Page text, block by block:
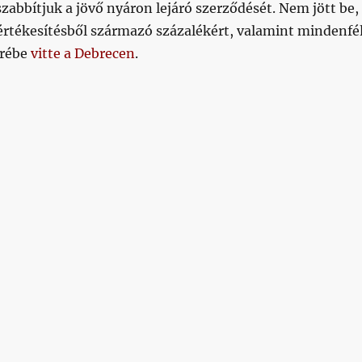
a jövő nyáron lejáró szerződését. Nem jött be,
származó százalékért, valamint
vitte a Debrecen.
Domingues távozott”